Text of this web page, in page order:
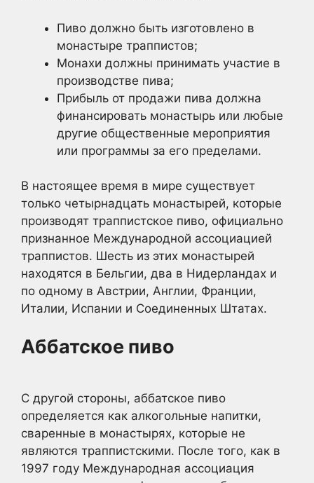
Пиво должно быть изготовлено в
монастыре траппистов;
Монахи должны принимать участие в
производстве пива;
Прибыль от продажи пива должна
финансировать монастырь или любые
другие общественные мероприятия
или программы за его пределами.
В настоящее время в мире существует
только четырнадцать монастырей, которые
производят траппистское пиво, официально
признанное Международной ассоциацией
траппистов. Шесть из этих монастырей
находятся в Бельгии, два в Нидерландах и
по одному в Австрии, Англии, Франции,
Италии, Испании и Соединенных Штатах.
Аббатское пиво
С другой стороны, аббатское пиво
определяется как алкогольные напитки,
сваренные в монастырях, которые не
являются траппистскими. После того, как в
1997 году Международная ассоциация